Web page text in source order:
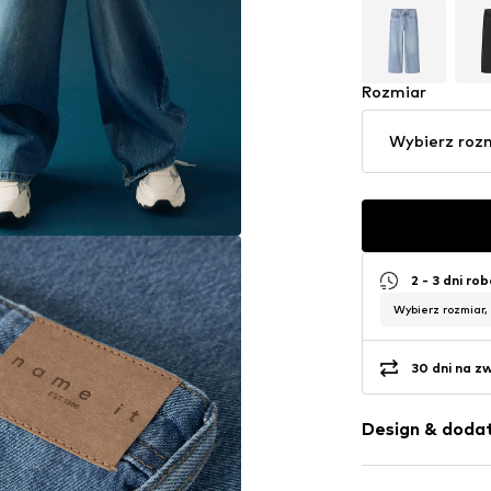
Rozmiar
Wybierz
2 - 3 dni
Wybierz
30 dni na
Design &